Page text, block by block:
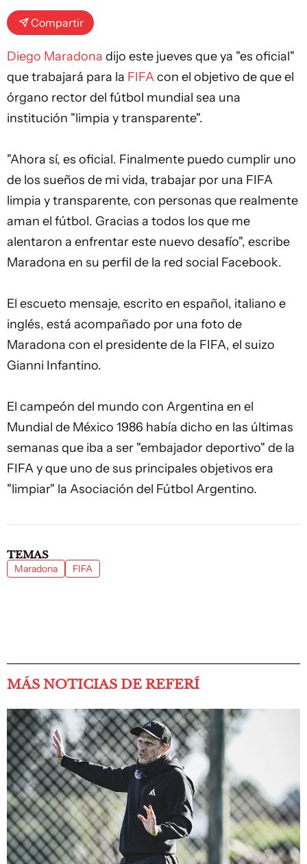
Compartir
Diego Maradona dijo este jueves que ya "es oficial"
que trabajará para la FIFAcon el objetivo de que el
órgano rector del fútbol mundial sea una
institución "limpia y transparente".
"Ahora sí, es oficial. Finalmente puedo cumplir uno
de los sueños de mi vida, trabajar por una FIFA
limpia y transparente, con personas que realmente
aman el fútbol. Gracias a todos los que me
alentaron a enfrentar este nuevo desafío", escribe
Maradona en su perfil de la red social Facebook.
El escueto mensaje, escrito en español, italiano e
inglés, está acompañado por una foto de
Maradona con el presidente de la FIFA, el suizo
Gianni Infantino.
El campeón del mundo con Argentina en el
Mundial de México 1986 había dicho en las últimas
semanas que iba a ser "embajador deportivo" de la
FIFA y que uno de sus principales objetivos era
"limpiar" la Asociación del Fútbol Argentino.
TEMAS
Maradona FIFA
MÁS NOTICIAS DE REFERÍ